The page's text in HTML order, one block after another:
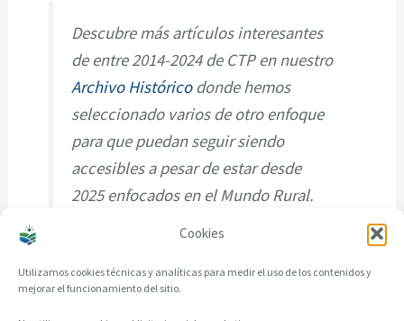
Cookies
Utilizamos cookies técnicas y analíticas para medir el uso de los contenidos y
mejorar el funcionamiento del sitio.
Descubre más artículos interesantes
de entre 2014-2024 de CTP en nuestro
Archivo Históricodonde hemos
seleccionado varios de otro enfoque
para que puedan seguir siendo
accesibles a pesar de estar desde
2025 enfocados en el Mundo Rural.